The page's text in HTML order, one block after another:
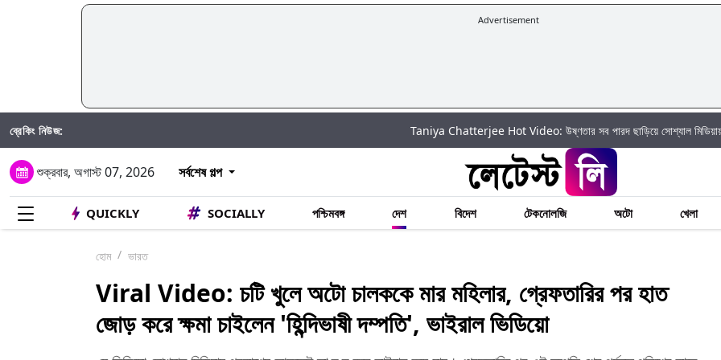
Advertisement
ব্রেকিং নিউজ: Taniya Chatterjee Hot Video: উষ্ণতার সব পারদ ছাড়িয়ে সোশ্যাল মিডিয়ায় আগুন ঝরালেন
শুক্রবার, অগাস্ট 07, 2026 সর্বশেষ গল্প
QUICKLY SOCIALLY পশ্চিমবঙ্গ দেশ বিদেশ টেকনোলজি অটো খেলা
হোম ভারত
Viral Video: চটি খুলে অটো চালককে মার মহিলার, গ্রেফতারির পর হাত
জোড় করে ক্ষমা চাইলেন 'হিন্দিভাষী দম্পতি', ভাইরাল ভিডিয়ো